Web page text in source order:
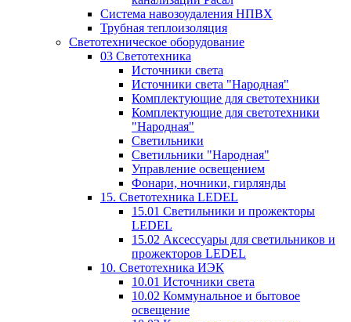
Система навозоудаления НПВХ
Трубная теплоизоляция
Светотехническое оборудование
03 Светотехника
Источники света
Источники света "Народная"
Комплектующие для светотехники
Комплектующие для светотехники
"Народная"
Светильники
Светильники "Народная"
Управление освещением
Фонари, ночники, гирлянды
15. Светотехника LEDEL
15.01 Светильники и прожекторы
LEDEL
15.02 Аксессуары для светильников и
прожекторов LEDEL
10. Светотехника ИЭК
10.01 Источники света
10.02 Коммунальное и бытовое
освещение